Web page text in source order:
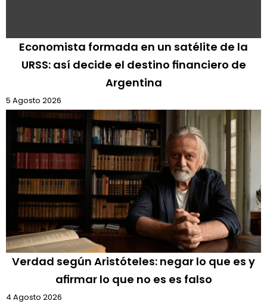
Economista formada en un satélite de la
URSS: así decide el destino financiero de
Argentina
5 Agosto 2026
Verdad según Aristóteles: negar lo que es y
afirmar lo que no es es falso
4 Agosto 2026